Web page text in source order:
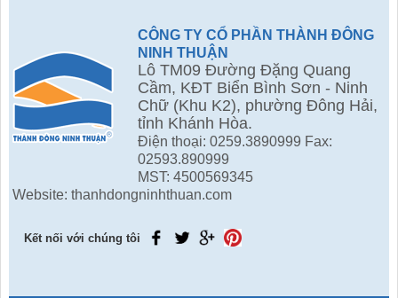
CÔNG TY CỔ PHẦN THÀNH ĐÔNG
NINH THUẬN
Lô TM09 Đường Đặng Quang
Cầm, KĐT Biển Bình Sơn - Ninh
Chữ (Khu K2), phường Đông Hải,
tỉnh Khánh Hòa.
Điện thoại: 0259.3890999 Fax:
02593.890999
MST: 4500569345
Website: thanhdongninhthuan.com
Kết nối với chúng tôi